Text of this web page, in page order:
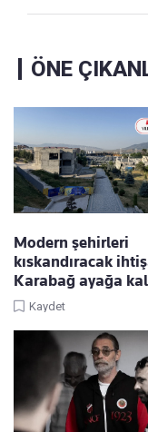
ÖNE
Modern şehirleri
kıskandıracak
Karabağ ayağa
Kaydet